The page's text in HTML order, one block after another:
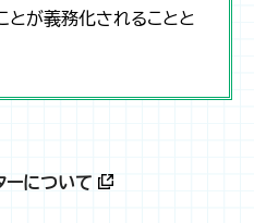
とが義務化されることと
ーについて